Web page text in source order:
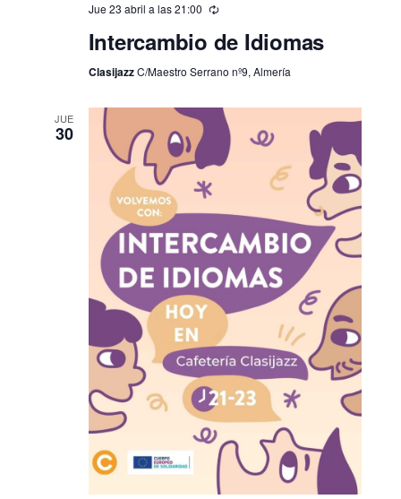
Jue 23 abril a las 21:00
Intercambio de Idiomas
ClasijazzC/Maestro Serrano nº9, Almería
JUE
30